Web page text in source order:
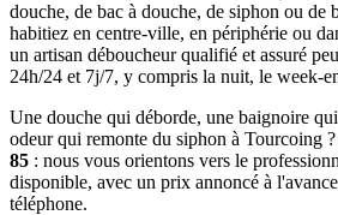
douche, de bac à douche, de siphon ou de
habitiez en centre-ville, en périphérie ou
un artisan déboucheur qualifié et assuré
24h/24 et 7j/7, y compris la nuit, le week-
Une douche qui déborde, une baignoire
odeur qui remonte du siphon à Tourcoing ?
85 : nous vous orientons vers le
disponible, avec un prix annoncé à
téléphone.